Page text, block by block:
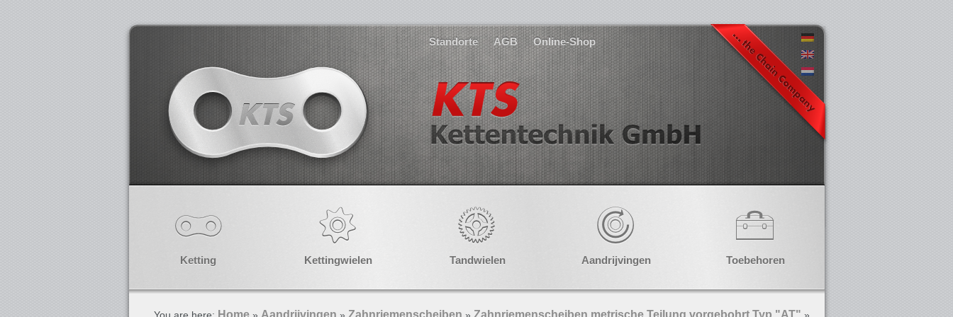
Standorte AGB Online-Shop
Ketting Kettingwielen Tandwielen Aandrijvingen Toebehoren
Home Aandrijvingen Zahnriemenscheiben Zahnriemenscheiben metrische Teilung vorgebohrt Typ "AT"